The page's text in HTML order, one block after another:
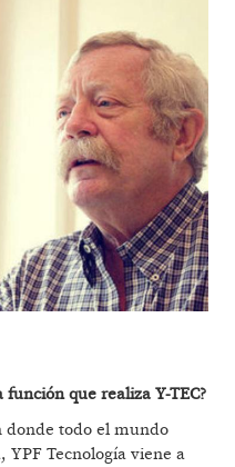
que realiza Y-TEC?
donde todo el mundo
YPF Tecnología viene a